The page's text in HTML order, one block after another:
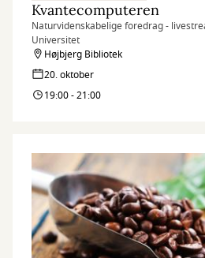
Kvantecomputeren
Naturvidenskabelige foredrag -
Universitet
Højbjerg Bibliotek
20. oktober
19:00 - 21:00